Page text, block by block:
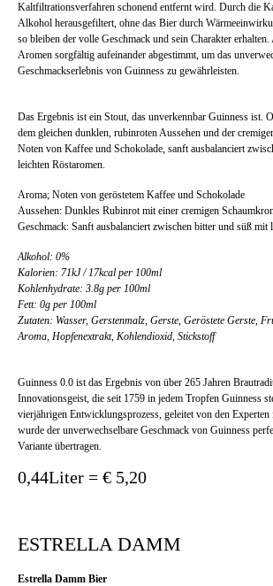
Kaltfiltrationsverfahren schonend entfernt wird. Durch die
Alkohol herausgefiltert, ohne das Bier durch
so bleiben der volle Geschmack und sein Charakter
Aromen sorgfältig aufeinander abgestimmt, um das
Geschmackserlebnis von Guinness zu gewährleisten.
Das Ergebnis ist ein Stout, das unverkennbar Guinness ist.
dem gleichen dunklen, rubinroten Aussehen und der
Noten von Kaffee und Schokolade, sanft ausbalanciert
leichten Röstaromen.
Aroma; Noten von geröstetem Kaffee und Schokolade
Aussehen: Dunkles Rubinrot mit einer cremigen
Geschmack: Sanft ausbalanciert zwischen bitter und süß mit
Alkohol: 0%
Kalorien: 71kJ / 17kcal per 100ml
Kohlenhydrate: 3.8g per 100ml
Fett: 0g per 100ml
Zutaten: Wasser, Gerstenmalz, Gerste, Geröstete Gerste,
Aroma, Hopfenextrakt, Kohlendioxid, Stickstoff
Guinness 0.0 ist das Ergebnis von über 265 Jahren
Innovationsgeist, die seit 1759 in jedem Tropfen Guinness
vierjährigen Entwicklungsprozess, geleitet von den Experten
wurde der unverwechselbare Geschmack von Guinness
Variante übertragen.
0,44Liter = € 5,20
ESTRELLA DAMM
Estrella Damm Bier